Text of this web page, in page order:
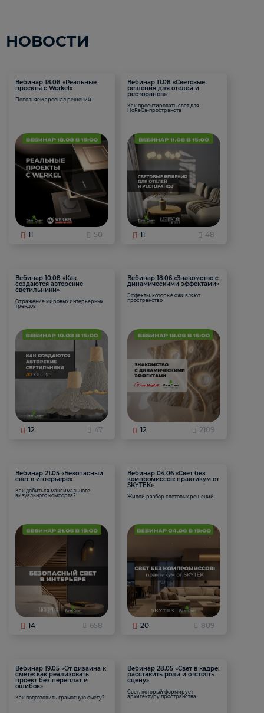
НОВОСТИ
Вебинар 18.08 «Реальные
проекты с Werkel»
Пополняем арсенал решений
11 50
Вебинар 11.08 «Световые
решения для отелей и
ресторанов»
Как проектировать свет для
HoReCa-пространств
11 48
Вебинар 10.08 «Как
создаются авторские
светильники»
Отражение мировых интерьерных
трендов
12 47
Вебинар 18.06 «Знакомство с
динамическими эффектами»
Эффекты, которые оживляют
пространство
12 2109
Вебинар 21.05 «Безопасный
свет в интерьере»
Как добиться максимального
визуального комфорта?
14 658
Вебинар 04.06 «Свет без
компромиссов: практикум от
SKYTEK»
Живой разбор световых решений
20 809
Вебинар 19.05 «От дизайна к
смете: как реализовать
проект без переплат и
ошибок»
Как подготовить грамотную смету?
Вебинар 28.05 «Свет в кадре:
расставить роли и отстоять
сцену»
Свет, который формирует
архитектуру пространства.